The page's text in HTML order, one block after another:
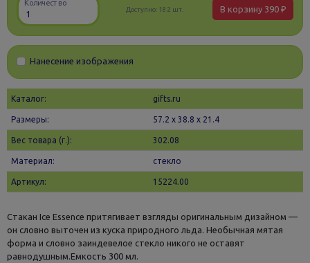
Количество
Доступно: 182 шт. В корзину 390 ₽
Нанесение изображения
Каталог: gifts.ru
Размеры: 57.2 х 38.8 x 21.4
Вес товара (г.): 302.08
Материал: стекло
Артикул: 15224.00
Cтакан Ice Essence притягивает взгляды оригинальным дизайном —
он словно выточен из куска природного льда. Необычная мятая
форма и словно заиндевелое стекло никого не оставят
равнодушным.Емкость 300 мл.